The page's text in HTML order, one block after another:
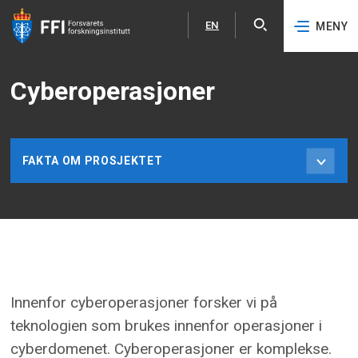
Hopp til hovedinnhold
EN
English MENY
Cyberoperasjoner
FAKTA OM PROSJEKTET
Innenfor cyberoperasjoner forsker vi på
teknologien som brukes innenfor operasjoner i
cyberdomenet. Cyberoperasjoner er komplekse.